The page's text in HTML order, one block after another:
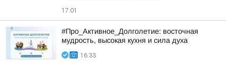
17:01
#Про_Активное_Долголетие: восточная
мудрость, высокая кухня и сила духа
16:33